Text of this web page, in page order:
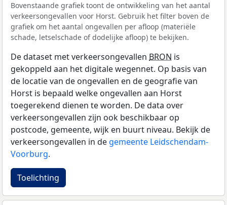
Bovenstaande grafiek toont de ontwikkeling van het aantal
verkeersongevallen voor Horst. Gebruik het filter boven de
grafiek om het aantal ongevallen per afloop (materiële
schade, letselschade of dodelijke afloop) te bekijken.
De dataset met verkeersongevallen BRON is
gekoppeld aan het digitale wegennet. Op basis van
de locatie van de ongevallen en de geografie van
Horst is bepaald welke ongevallen aan Horst
toegerekend dienen te worden. De data over
verkeersongevallen zijn ook beschikbaar op
postcode, gemeente, wijk en buurt niveau. Bekijk de
verkeersongevallen in de gemeente Leidschendam-
Voorburg.
Toelichting